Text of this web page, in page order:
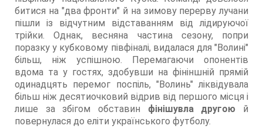
битися на "два фронти" й на зимову перерву лучани
пішли із відчутним відставанням від лідируючої
трійки. Однак, весняна частина сезону, попри
поразку у кубковому півфіналі, видалася для "Волині"
більш, ніж успішною. Перемагаючи опонентів
вдома та у гостях, здобувши на фініншній прямій
одинадцять перемог поспіль, "Волинь" ліквідувала
більш ніж десятиочковий відрив від першого місця і
лише за збігом обставин фінішувла другою й
повернулася до еліти українського футболу.